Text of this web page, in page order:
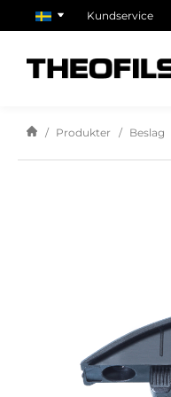
Kundservice
Produkter Beslag